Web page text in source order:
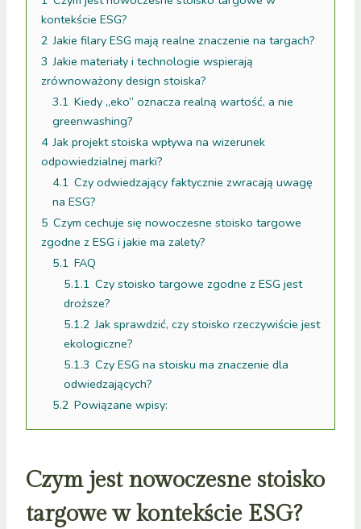
kontekście ESG?
2 Jakie filary ESG mają realne znaczenie na targach?
3 Jakie materiały i technologie wspierają
zrównoważony design stoiska?
3.1 Kiedy „eko” oznacza realną wartość, a nie
greenwashing?
4 Jak projekt stoiska wpływa na wizerunek
odpowiedzialnej marki?
4.1 Czy odwiedzający faktycznie zwracają uwagę
na ESG?
5 Czym cechuje się nowoczesne stoisko targowe
zgodne z ESG i jakie ma zalety?
5.1 FAQ
5.1.1 Czy stoisko targowe zgodne z ESG jest
droższe?
5.1.2 Jak sprawdzić, czy stoisko rzeczywiście jest
ekologiczne?
5.1.3 Czy ESG na stoisku ma znaczenie dla
odwiedzających?
5.2 Powiązane wpisy:
Czym jest nowoczesne stoisko
targowe w kontekście ESG?